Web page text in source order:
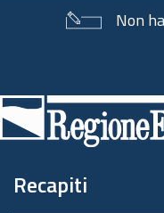
Non
di
pagina
Recapiti